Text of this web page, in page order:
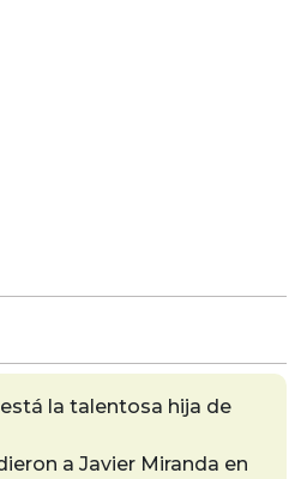
la talentosa hija de
a Javier Miranda en